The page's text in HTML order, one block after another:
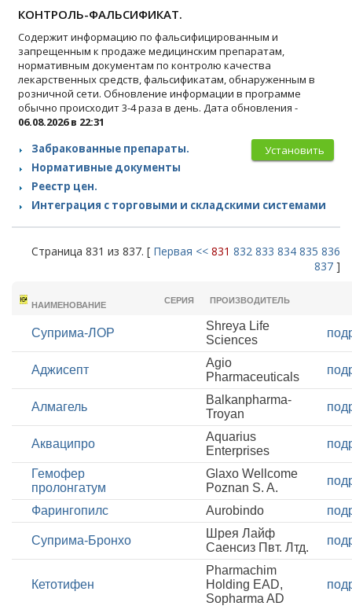
КОНТРОЛЬ-ФАЛЬСИФИКАТ.
Содержит информацию по фальсифицированным и
запрещенным к продаже медицинским препаратам,
нормативным документам по контролю качества
лекарственных средств, фальсификатам, обнаруженным в
розничной сети. Обновление информации в программе
обычно происходит 3-4 раза в день. Дата обновления -
06.08.2026 в 22:31
Установить
Забракованные препараты.
Нормативные документы
Реестр цен.
Интеграция с торговыми и складскими системами
Страница 831 из 837. [ Первая << 831 832 833 834 835 836
837 ]
НАИМЕНОВАНИЕ
СЕРИЯ ПРОИЗВОДИТЕЛЬ
Суприма-ЛОР
Shreya Life
Sciences
Аджисепт
Agio
Pharmaceuticals
Алмагель
Balkanpharma-
Troyan
Акваципро
Aquarius
Enterprises
Гемофер
пролонгатум
Glaxo Wellcome
Poznan S. A.
Фарингопилс Aurobindo
Суприма-Бронхо
Шрея Лайф
Саенсиз Пвт. Лтд.
Кетотифен
Pharmachim
Holding EAD,
Sopharma AD